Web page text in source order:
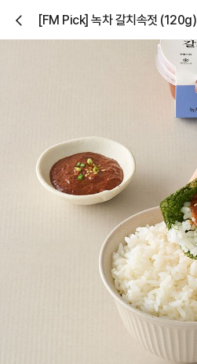
닫
기
[FM Pick] 녹차 갈치속젓 (120g)